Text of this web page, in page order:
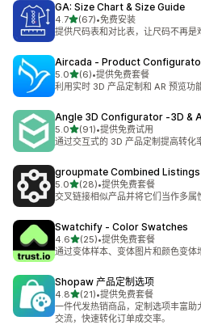
GA: Size Chart & Size Guide
4.7星（满分 5 星）
(67)
总共 67 条评论
•免费安装
提供尺码表和对比表，让尺码不再是
Aircada ‑ Product
5.0星（满分 5 星）
(6)
总共 6 条评论
•提供免费套餐
利用实时 3D 产品定制和 AR 预览功
Angle 3D Configurator ‑3D &
5.0星（满分 5 星）
(91)
总共 91 条评论
•提供免费试用
通过交互式的 3D 产品定制提高转化
groupmate Combined Listings
5.0星（满分 5 星）
(28)
总共 28 条评论
•提供免费套餐
交叉链接相似产品并将它们当作多属
Swatchify ‑ Color Swatches
4.6星（满分 5 星）
(25)
总共 25 条评论
•提供免费套餐
通过变体样本、变体图片和颜色变体
Shopaw 产品定制选项
4.8星（满分 5 星）
(21)
总共 21 条评论
•提供免费套餐
一件代发热销商品，定制选项丰富
交流，快速转化订单成交率。